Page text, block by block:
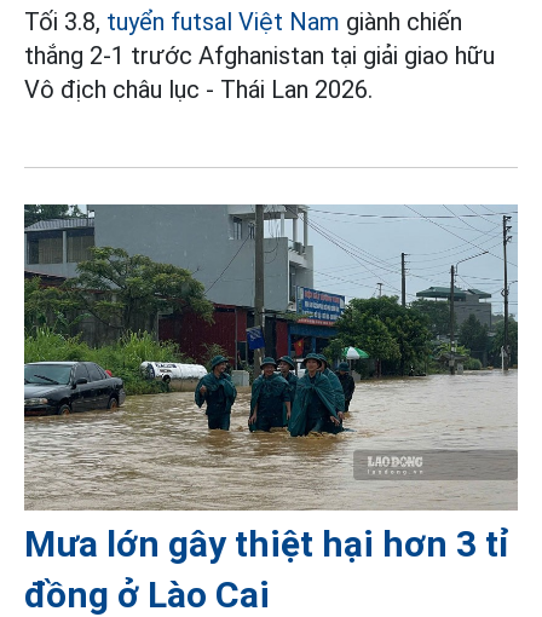
Tối 3.8, tuyển futsal Việt Nam giành chiến
thắng 2-1 trước Afghanistan tại giải giao hữu
Vô địch châu lục - Thái Lan 2026.
Mưa lớn gây thiệt hại hơn 3 tỉ
đồng ở Lào Cai